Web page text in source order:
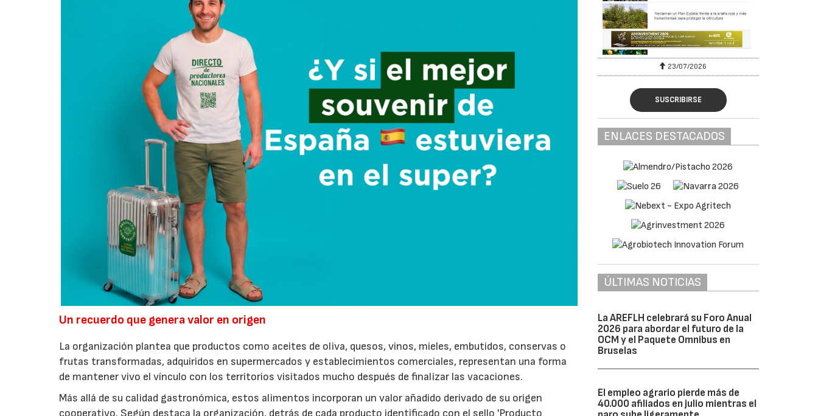
Un recuerdo que genera valor en origen
La organización plantea que productos como aceites de oliva, quesos, vinos, mieles, embutidos, conservas o
frutas transformadas, adquiridos en supermercados y establecimientos comerciales, representan una forma
de mantener vivo el vínculo con los territorios visitados mucho después de finalizar las vacaciones.
Más allá de su calidad gastronómica, estos alimentos incorporan un valor añadido derivado de su origen
cooperativo. Según destaca la organización, detrás de cada producto identificado con el sello 'Producto
23/07/2026 30/07/2026 23/07/2026
SUSCRIBIRSE
ENLACES DESTACADOS
ÚLTIMAS NOTICIAS
La AREFLH celebrará su Foro Anual
2026 para abordar el futuro de la
OCM y el Paquete Omnibus en
Bruselas
El empleo agrario pierde más de
40.000 afiliados en julio mientras el